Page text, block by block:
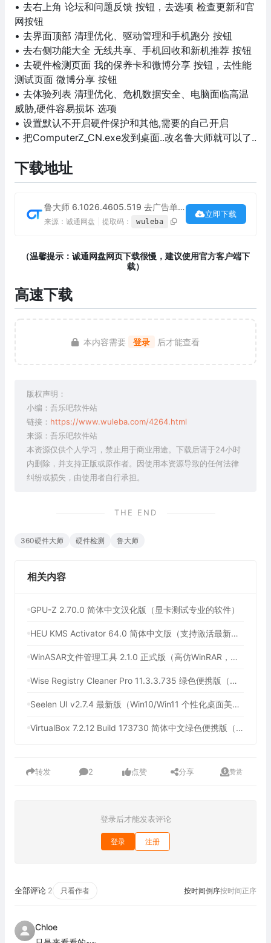
• 去右上角 论坛和问题反馈 按钮，去选项 检查更新和官
网按钮
• 去界面顶部 清理优化、驱动管理和手机跑分 按钮
• 去右侧功能大全 无线共享、手机回收和新机推荐 按钮
• 去硬件检测页面 我的保养卡和微博分享 按钮，去性能
测试页面 微博分享 按钮
• 去体验列表 清理优化、危机数据安全、电脑面临高温
威胁,硬件容易损坏 选项
• 设置默认不开启硬件保护和其他,需要的自己开启
• 把ComputerZ_CN.exe发到桌面..改名鲁大师就可以了..
下载地址
鲁大师 6.1026.4605.519 去广告单文件下载
来源：诚通网盘 提取码： wuleba
立即下载
（温馨提示：诚通网盘网页下载很慢，建议使用官方客户端下
载）
高速下载
本内容需要 登录 后才能查看
版权声明：
小编：吾乐吧软件站
链接： https://www.wuleba.com/4264.html
来源：吾乐吧软件站
本资源仅供个人学习，禁止用于商业用途。下载后请于24小时
内删除，并支持正版或原作者。因使用本资源导致的任何法律
纠纷或损失，由使用者自行承担。
THE END
360硬件大师 硬件检测 鲁大师
相关内容
GPU-Z 2.70.0 简体中文汉化版（显卡测试专业的软件）
HEU KMS Activator 64.0 简体中文版（支持激活最新版Windows/Office离线永久激活）
WinASAR文件管理工具 2.1.0 正式版（高仿WinRAR，最好用的Electron ASAR文件打包/解包工具、压缩/解压工具）
Wise Registry Cleaner Pro 11.3.3.735 绿色便携版（注册表清理工具）
Seelen UI v2.7.4 最新版（Win10/Win11 个性化桌面美化工具）
VirtualBox 7.2.12 Build 173730 简体中文绿色便携版（免费开源的虚拟机）
转发 2 点赞 分享 赞赏
登录后才能发表评论
登录 注册
全部评论 2 只看作者 按时间倒序按时间正序
Chloe